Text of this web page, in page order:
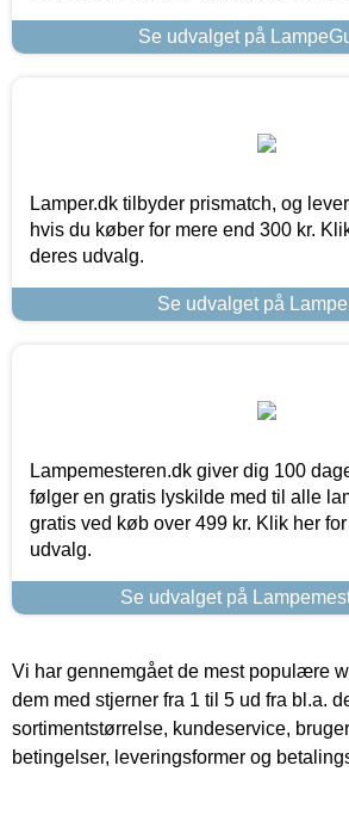
Se udvalget på
Lamper.dk tilbyder prismatch, og
hvis du køber for mere end 300 kr.
deres udvalg.
Se udvalget på
Lampemesteren.dk giver dig 100
følger en gratis lyskilde med til alle
gratis ved køb over 499 kr. Klik her
udvalg.
Se udvalget på
Vi har gennemgået de mest populære
dem med stjerner fra 1 til 5 ud fra bl.a.
sortimentstørrelse, kundeservice,
betingelser, leveringsformer og